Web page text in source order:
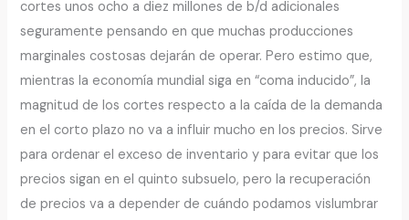
cortes unos ocho a diez millones de b/d adicionales
seguramente pensando en que muchas producciones
marginales costosas dejarán de operar. Pero estimo que,
mientras la economía mundial siga en “coma inducido”, la
magnitud de los cortes respecto a la caída de la demanda
en el corto plazo no va a influir mucho en los precios. Sirve
para ordenar el exceso de inventario y para evitar que los
precios sigan en el quinto subsuelo, pero la recuperación
de precios va a depender de cuándo podamos vislumbrar